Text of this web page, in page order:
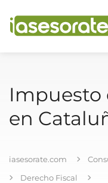
Impuesto
en
iasesorate.com
Derecho Fiscal